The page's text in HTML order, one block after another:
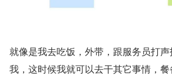
就像是我去吃饭，外带，跟服务员打
我，这时候我就可以去干其它事情，